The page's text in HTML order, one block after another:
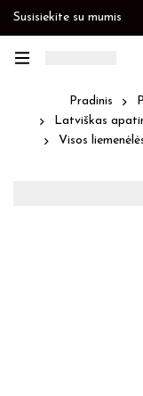
Susisiekite su mumis
Pradinis
Latviškas
Visos